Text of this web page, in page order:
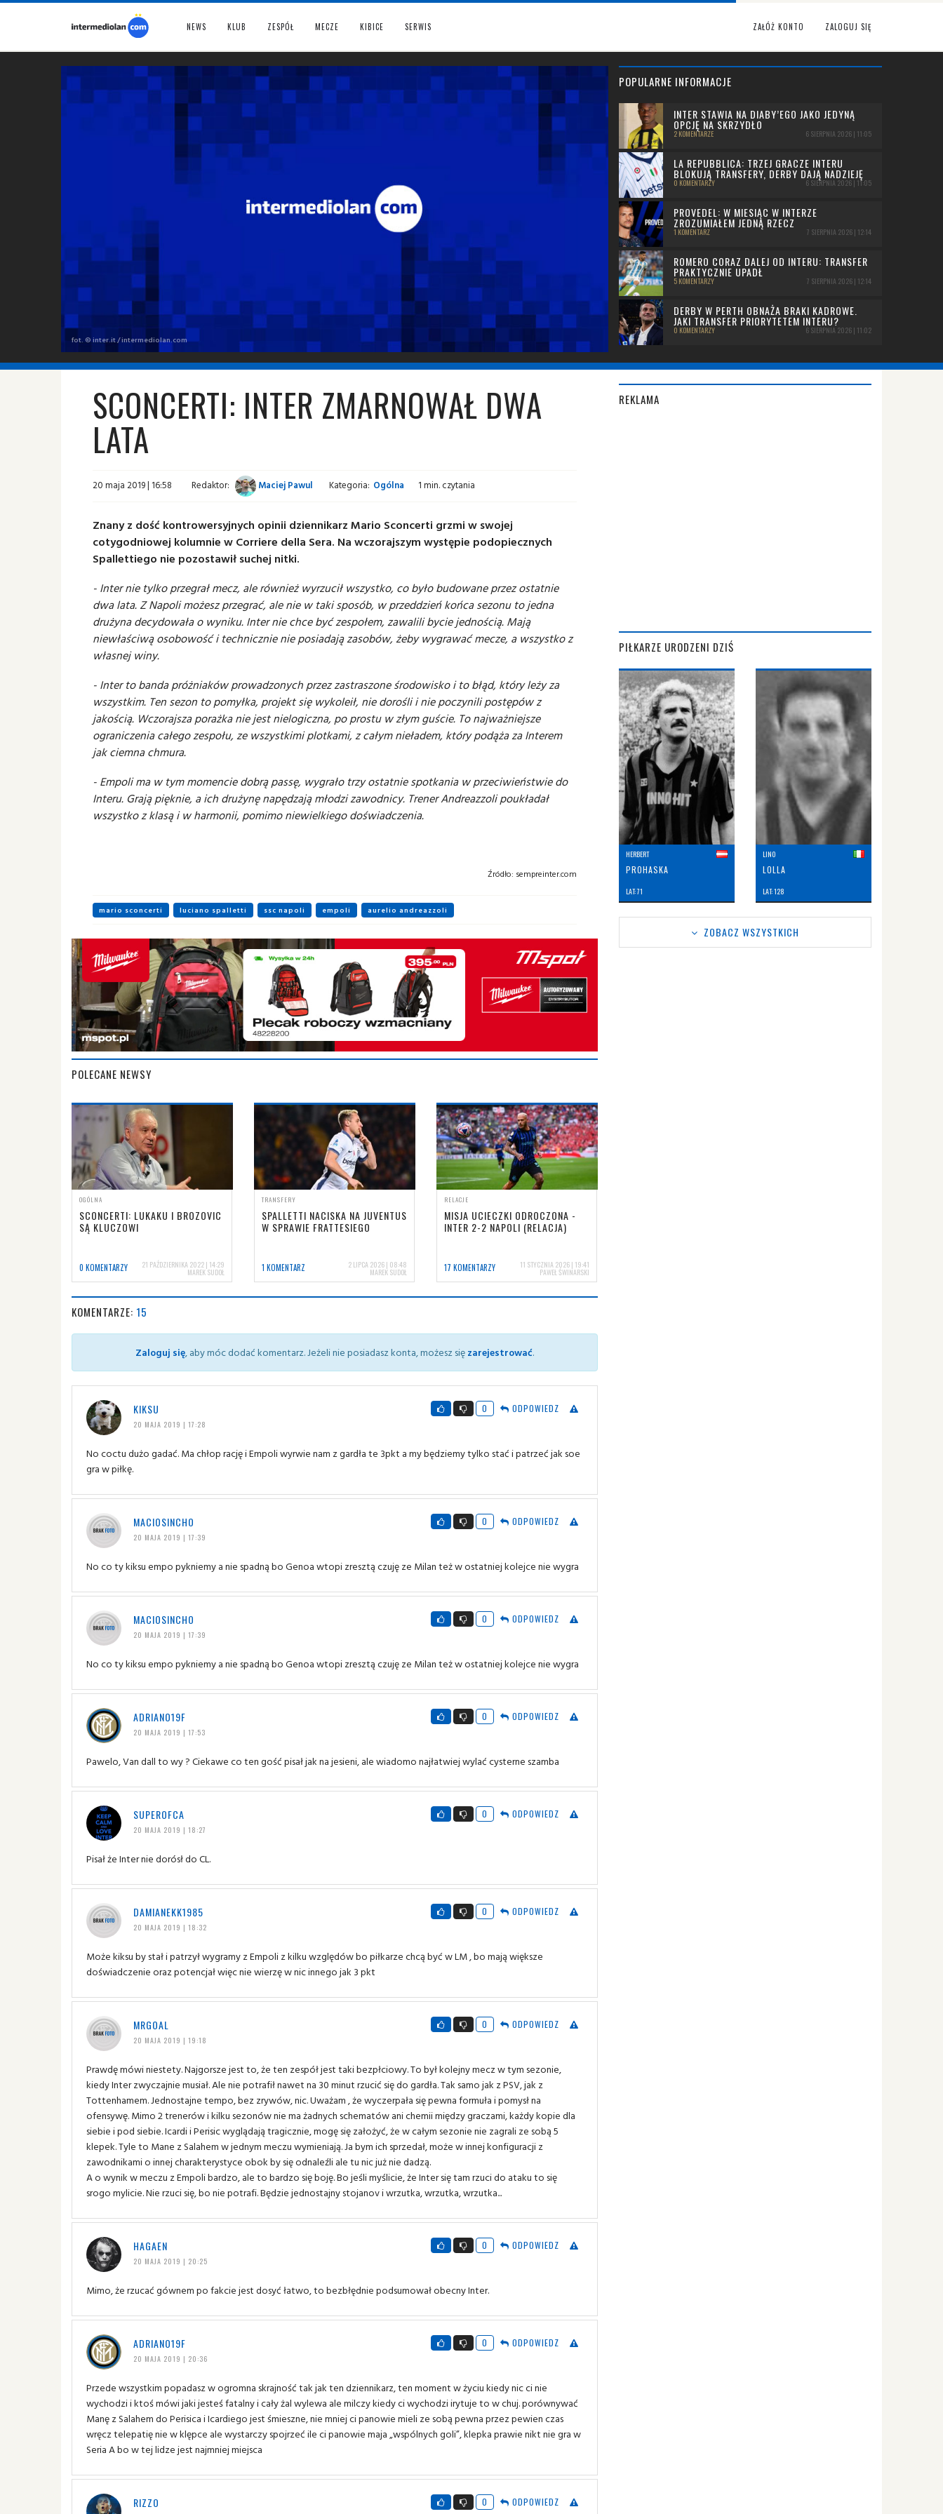
NEWS KLUB ZESPÓŁ MECZE KIBICE SERWIS ZAŁÓŻ KONTO ZALOGUJ SIĘ
fot. © inter.it / intermediolan.com
POPULARNE INFORMACJE
INTER STAWIA NA DIABY’EGO JAKO JEDYNĄ
OPCJĘ NA SKRZYDŁO
2 KOMENTARZE 6 SIERPNIA 2026 | 11:05
LA REPUBBLICA: TRZEJ GRACZE INTERU
BLOKUJĄ TRANSFERY, DERBY DAJĄ NADZIEJĘ
0 KOMENTARZY 6 SIERPNIA 2026 | 11:05
PROVEDEL: W MIESIĄC W INTERZE
ZROZUMIAŁEM JEDNĄ RZECZ
1 KOMENTARZ 7 SIERPNIA 2026 | 12:14
ROMERO CORAZ DALEJ OD INTERU: TRANSFER
PRAKTYCZNIE UPADŁ
5 KOMENTARZY 7 SIERPNIA 2026 | 12:14
DERBY W PERTH OBNAŻA BRAKI KADROWE.
JAKI TRANSFER PRIORYTETEM INTERU?
0 KOMENTARZY 6 SIERPNIA 2026 | 11:02
SCONCERTI: INTER ZMARNOWAŁ DWA
LATA
20 maja 2019 | 16:58 Redaktor: Maciej Pawul Kategoria: Ogólna 1 min. czytania
Znany z dość kontrowersyjnych opinii dziennikarz Mario Sconcerti grzmi w swojej
cotygodniowej kolumnie w Corriere della Sera. Na wczorajszym występie podopiecznych
Spallettiego nie pozostawił suchej nitki.
- Inter nie tylko przegrał mecz, ale również wyrzucił wszystko, co było budowane przez ostatnie
dwa lata. Z Napoli możesz przegrać, ale nie w taki sposób, w przeddzień końca sezonu to jedna
drużyna decydowała o wyniku. Inter nie chce być zespołem, zawalili bycie jednością. Mają
niewłaściwą osobowość i technicznie nie posiadają zasobów, żeby wygrawać mecze, a wszystko z
własnej winy.
- Inter to banda próżniaków prowadzonych przez zastraszone środowisko i to błąd, który leży za
wszystkim. Ten sezon to pomyłka, projekt się wykoleił, nie dorośli i nie poczynili postępów z
jakością. Wczorajsza porażka nie jest nielogiczna, po prostu w złym guście. To najważniejsze
ograniczenia całego zespołu, ze wszystkimi plotkami, z całym nieładem, który podąża za Interem
jak ciemna chmura.
- Empoli ma w tym momencie dobrą passę, wygrało trzy ostatnie spotkania w przeciwieństwie do
Interu. Grają pięknie, a ich drużynę napędzają młodzi zawodnicy. Trener Andreazzoli poukładał
wszystko z klasą i w harmonii, pomimo niewielkiego doświadczenia.
Źródło: sempreinter.com
mario sconcerti luciano spalletti ssc napoli empoli aurelio andreazzoli
POLECANE NEWSY
OGÓLNA
SCONCERTI: LUKAKU I BROZOVIC
SĄ KLUCZOWI
0 KOMENTARZY 21 PAŹDZIERNIKA 2022 | 14:29
MAREK SUDOŁ
TRANSFERY
SPALLETTI NACISKA NA JUVENTUS
W SPRAWIE FRATTESIEGO
1 KOMENTARZ 2 LIPCA 2026 | 08:48
MAREK SUDOŁ
RELACJE
MISJA UCIECZKI ODROCZONA -
INTER 2-2 NAPOLI (RELACJA)
17 KOMENTARZY 11 STYCZNIA 2026 | 19:41
PAWEŁ ŚWINARSKI
KOMENTARZE: 15
Zaloguj się, aby móc dodać komentarz. Jeżeli nie posiadasz konta, możesz sięzarejestrować.
KIKSU
20 MAJA 2019 | 17:28
0 ODPOWIEDZ
No coctu dużo gadać. Ma chłop rację i Empoli wyrwie nam z gardła te 3pkt a my będziemy tylko stać i patrzeć jak soe
gra w piłkę.
MACIOSINCHO
20 MAJA 2019 | 17:39
0 ODPOWIEDZ
No co ty kiksu empo pykniemy a nie spadną bo Genoa wtopi zresztą czuję ze Milan też w ostatniej kolejce nie wygra
MACIOSINCHO
20 MAJA 2019 | 17:39
0 ODPOWIEDZ
No co ty kiksu empo pykniemy a nie spadną bo Genoa wtopi zresztą czuję ze Milan też w ostatniej kolejce nie wygra
ADRIANO19F
20 MAJA 2019 | 17:53
0 ODPOWIEDZ
Pawelo, Van dall to wy ? Ciekawe co ten gość pisał jak na jesieni, ale wiadomo najłatwiej wylać cysterne szamba
SUPEROFCA
20 MAJA 2019 | 18:27
0 ODPOWIEDZ
Pisał że Inter nie dorósł do CL.
DAMIANEKK1985
20 MAJA 2019 | 18:32
0 ODPOWIEDZ
Może kiksu by stał i patrzył wygramy z Empoli z kilku względów bo piłkarze chcą być w LM , bo mają większe
doświadczenie oraz potencjał więc nie wierzę w nic innego jak 3 pkt
MRGOAL
20 MAJA 2019 | 19:18
0 ODPOWIEDZ
Prawdę mówi niestety. Najgorsze jest to, że ten zespół jest taki bezpłciowy. To był kolejny mecz w tym sezonie,
kiedy Inter zwyczajnie musiał. Ale nie potrafił nawet na 30 minut rzucić się do gardła. Tak samo jak z PSV, jak z
Tottenhamem. Jednostajne tempo, bez zrywów, nic. Uważam , że wyczerpała się pewna formuła i pomysł na
ofensywę. Mimo 2 trenerów i kilku sezonów nie ma żadnych schematów ani chemii między graczami, każdy kopie dla
siebie i pod siebie. Icardi i Perisic wyglądają tragicznie, mogę się założyć, że w całym sezonie nie zagrali ze sobą 5
klepek. Tyle to Mane z Salahem w jednym meczu wymieniają. Ja bym ich sprzedał, może w innej konfiguracji z
zawodnikami o innej charakterystyce obok by się odnaleźli ale tu nic już nie dadzą.
A o wynik w meczu z Empoli bardzo, ale to bardzo się boję. Bo jeśli myślicie, że Inter się tam rzuci do ataku to się
srogo mylicie. Nie rzuci się, bo nie potrafi. Będzie jednostajny stojanov i wrzutka, wrzutka, wrzutka...
HAGAEN
20 MAJA 2019 | 20:25
0 ODPOWIEDZ
Mimo, że rzucać gównem po fakcie jest dosyć łatwo, to bezbłędnie podsumował obecny Inter.
ADRIANO19F
20 MAJA 2019 | 20:36
0 ODPOWIEDZ
Przede wszystkim popadasz w ogromna skrajność tak jak ten dziennikarz, ten moment w życiu kiedy nic ci nie
wychodzi i ktoś mówi jaki jesteś fatalny i cały żal wylewa ale milczy kiedy ci wychodzi irytuje to w chuj. porównywać
Manę z Salahem do Perisica i Icardiego jest śmieszne, nie mniej ci panowie mieli ze sobą pewna przez pewien czas
wręcz telepatię nie w klępce ale wystarczy spojrzeć ile ci panowie maja „wspólnych goli”, klepka prawie nikt nie gra w
Seria A bo w tej lidze jest najmniej miejsca
RIZZO 0 ODPOWIEDZ
REKLAMA
PIŁKARZE URODZENI DZIŚ
HERBERT
PROHASKA
LAT: 71
LINO
LOLLA
LAT: 128
ZOBACZ WSZYSTKICH